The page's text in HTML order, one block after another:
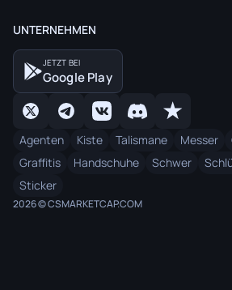
UNTERNEHMEN
JETZT BEI
Google Play
Agenten Kiste Talismane Messer
Graffitis
Handschuhe Schwer
Sticker
2026 © CSMARKETCAP.COM